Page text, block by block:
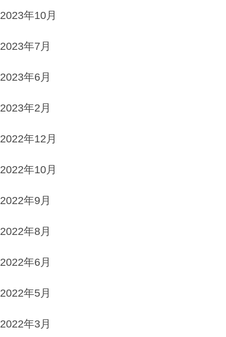
2023年10月
2023年7月
2023年6月
2023年2月
2022年12月
2022年10月
2022年9月
2022年8月
2022年6月
2022年5月
2022年3月